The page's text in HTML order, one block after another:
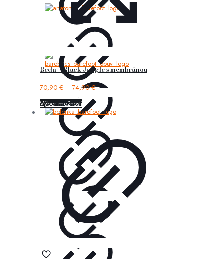
Beda – Black Jungle s membránou
70,90 € – 74,90€
Výber možností